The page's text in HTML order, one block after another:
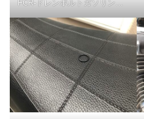
FCR-ドレンボルトガソリン漏れ